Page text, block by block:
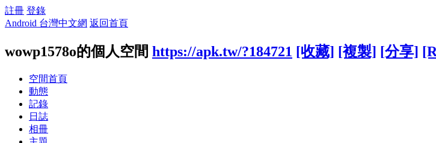
註冊 登錄
Android 台灣中文網 返回首頁
wowp1578o的個人空間 https://apk.tw/?184721 [收藏] [複製] [分享]
空間首頁
動態
記錄
日誌
相冊